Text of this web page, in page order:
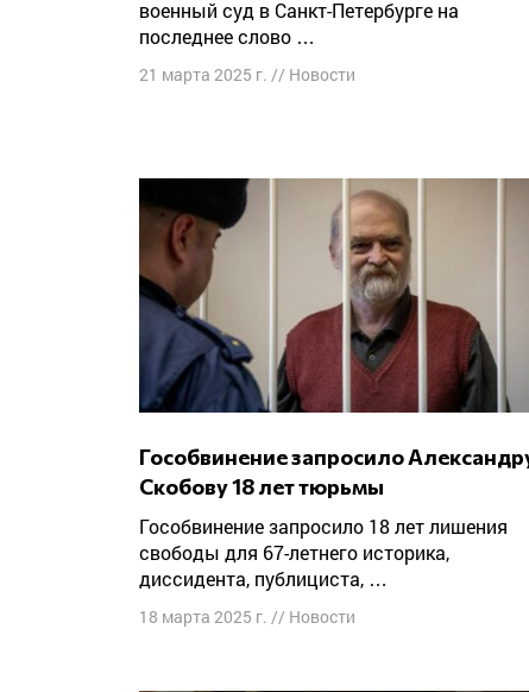
военный суд в Санкт-Петербурге на
последнее слово …
21 марта 2025 г. // Новости
Гособвинение запросило Александру
Скобову 18 лет тюрьмы
Гособвинение запросило 18 лет лишения
свободы для 67-летнего историка,
диссидента, публициста, …
18 марта 2025 г. // Новости